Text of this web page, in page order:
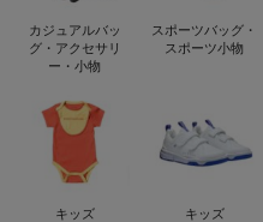
カジュアルバッ
グ・アクセサリ
ー・小物
スポーツバッグ・
スポーツ小物
キッズ
キッズ